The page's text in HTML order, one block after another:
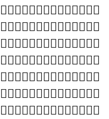
𞬀
𞬁
𞬂
𞬃
𞬄
𞬅
𞬆
𞬇
𞬈
𞬉
𞬊
𞬋
𞬌
𞬍
𞬞
𞬟
𞬠
𞬡
𞬢
𞬣
𞬤
𞬥
𞬦
𞬧
𞬨
𞬩
𞬪
𞬫
𞬼
𞬽
𞬾
𞬿
𞭀
𞭁
𞭂
𞭃
𞭄
𞭅
𞭆
𞭇
𞭈
𞭉
𞭚
𞭛
𞭜
𞭝
𞭞
𞭟
𞭠
𞭡
𞭢
𞭣
𞭤
𞭥
𞭦
𞭧
𞭸
𞭹
𞭺
𞭻
𞭼
𞭽
𞭾
𞭿
𞮀
𞮁
𞮂
𞮃
𞮄
𞮅
𞮖
𞮗
𞮘
𞮙
𞮚
𞮛
𞮜
𞮝
𞮞
𞮟
𞮠
𞮡
𞮢
𞮣
𞮴
𞮵
𞮶
𞮷
𞮸
𞮹
𞮺
𞮻
𞮼
𞮽
𞮾
𞮿
𞯀
𞯁